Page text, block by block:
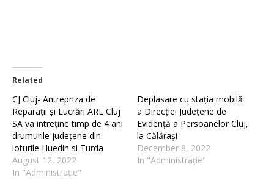
Related
CJ Cluj- Antrepriza de
Reparații și Lucrări ARL Cluj
SA va intreține timp de 4 ani
drumurile județene din
loturile Huedin si Turda
August 12, 2022
In "Administrație"
Deplasare cu stația mobilă
a Direcției Județene de
Evidență a Persoanelor Cluj,
la Călărași
December 8, 2022
In "Administrație"